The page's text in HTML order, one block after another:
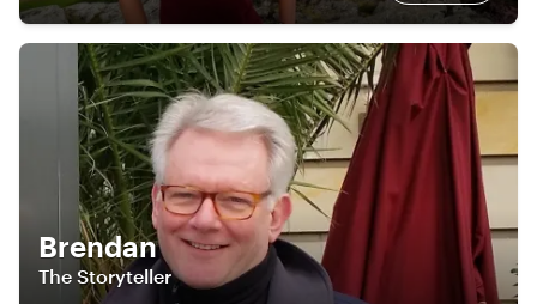
Brendan
The Storyteller